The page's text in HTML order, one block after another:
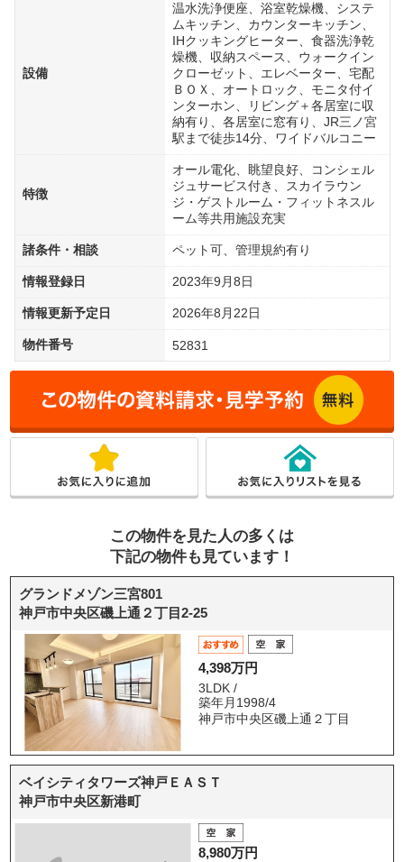
設備
温水洗浄便座、浴室乾燥機、システ
ムキッチン、カウンターキッチン、
IHクッキングヒーター、食器洗浄乾
燥機、収納スペース、ウォークイン
クローゼット、エレベーター、宅配
ＢＯＸ、オートロック、モニタ付イ
ンターホン、リビング＋各居室に収
納有り、各居室に窓有り、JR三ノ宮
駅まで徒歩14分、ワイドバルコニー
特徴
オール電化、眺望良好、コンシェル
ジュサービス付き、スカイラウン
ジ・ゲストルーム・フィットネスル
ーム等共用施設充実
諸条件・相談 ペット可、管理規約有り
情報登録日 2023年9月8日
情報更新予定日 2026年8月22日
物件番号 52831
この物件を見た人の多くは
下記の物件も見ています！
グランドメゾン三宮801
神戸市中央区磯上通２丁目2-25
4,398万円
3LDK /
築年月1998/4
神戸市中央区磯上通２丁目
ベイシティタワーズ神戸ＥＡＳＴ
神戸市中央区新港町
8,980万円